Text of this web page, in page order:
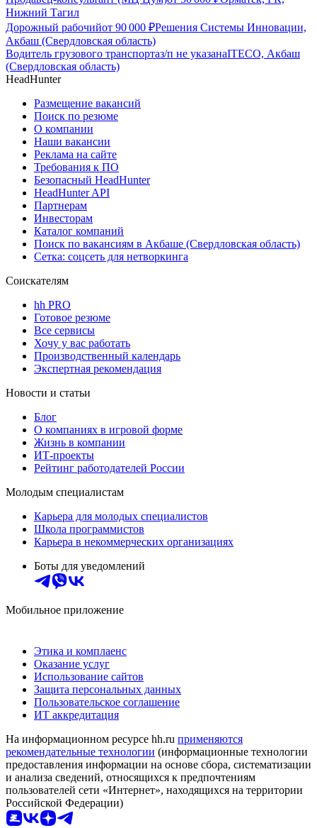
Нижний Тагил
Дорожный рабочийот 90 000 ₽Решения Системы Инновации,
Акбаш (Свердловская область)
Водитель грузового транспортаз/п не указанаITECO, Акбаш
(Свердловская область)
HeadHunter
Размещение вакансий
Поиск по резюме
О компании
Наши вакансии
Реклама на сайте
Требования к ПО
Безопасный HeadHunter
HeadHunter API
Партнерам
Инвесторам
Каталог компаний
Поиск по вакансиям в Акбаше (Свердловская область)
Сетка: соцсеть для нетворкинга
Соискателям
hh PRO
Готовое резюме
Все сервисы
Хочу у вас работать
Производственный календарь
Экспертная рекомендация
Новости и статьи
Блог
О компаниях в игровой форме
Жизнь в компании
ИТ-проекты
Рейтинг работодателей России
Молодым специалистам
Карьера для молодых специалистов
Школа программистов
Карьера в некоммерческих организациях
Боты для уведомлений
Мобильное приложение
Этика и комплаенс
Оказание услуг
Использование сайтов
Защита персональных данных
Пользовательское соглашение
ИТ аккредитация
На информационном ресурсе hh.ru применяются
рекомендательные технологии (информационные технологии
предоставления информации на основе сбора, систематизации
и анализа сведений, относящихся к предпочтениям
пользователей сети «Интернет», находящихся на территории
Российской Федерации)